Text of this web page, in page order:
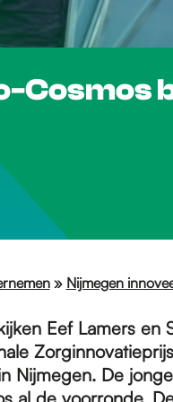
Cosmos
» Nijmegen
Eef Lamers en
Nijmegen. De